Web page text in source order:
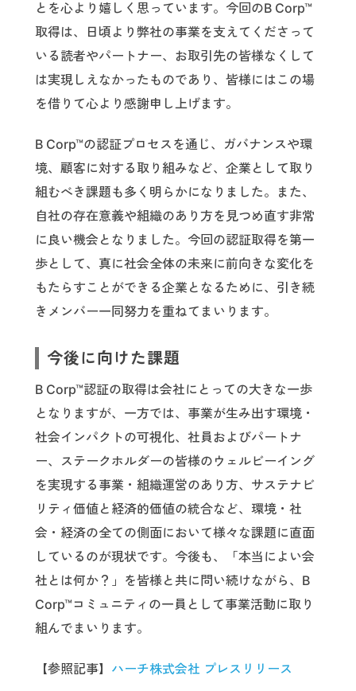
とを心より嬉しく思っています。今回のB Corp™
取得は、日頃より弊社の事業を支えてくださって
いる読者やパートナー、お取引先の皆様なくして
は実現しえなかったものであり、皆様にはこの場
を借りて心より感謝申し上げます。
B Corp™の認証プロセスを通じ、ガバナンスや環
境、顧客に対する取り組みなど、企業として取り
組むべき課題も多く明らかになりました。また、
自社の存在意義や組織のあり方を見つめ直す非常
に良い機会となりました。今回の認証取得を第一
歩として、真に社会全体の未来に前向きな変化を
もたらすことができる企業となるために、引き続
きメンバー一同努力を重ねてまいります。
今後に向けた課題
B Corp™認証の取得は会社にとっての大きな一歩
となりますが、一方では、事業が生み出す環境・
社会インパクトの可視化、社員およびパートナ
ー、ステークホルダーの皆様のウェルビーイング
を実現する事業・組織運営のあり方、サステナビ
リティ価値と経済的価値の統合など、環境・社
会・経済の全ての側面において様々な課題に直面
しているのが現状です。今後も、「本当によい会
社とは何か？」を皆様と共に問い続けながら、B
Corp™コミュニティの一員として事業活動に取り
組んでまいります。
【参照記事】 ハーチ株式会社 プレスリリース